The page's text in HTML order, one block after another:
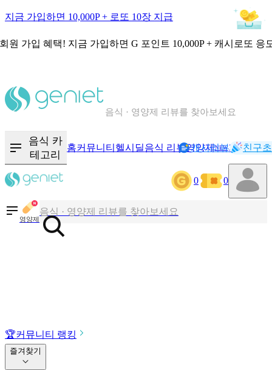
지금 가입하면 10,000P + 로또 10장 지급
원 가입 혜택! 지금 가입하면 G 포인트 10,000P + 캐시로또 응
음식 · 영양제 리뷰를 찾아보세요
음식 카
테고리
홈커뮤니티 헬시딜음식 리뷰영양제NEW기록
캐시리뷰 친구
0 0
영양제
칼로리와 영양성분을 검색해보세요
음식 · 영양제 리뷰를 찾아보세요
🏆커뮤니티 랭킹
즐겨찾기